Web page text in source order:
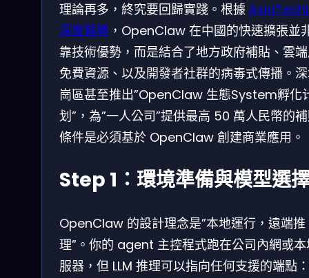
理論再多，終究要回歸實踐。根據
深度報導 ，OpenClaw 在中國的快速擴張並
靠技術優勢，而是結合了地方政府補貼、雲
免費資源、以及開發者社群的病毒式傳播。
崗區甚至推出”OpenClaw 生態System孵化
划”，為”一人公司”提供最高 50 萬人民幣的
條件是必須基於 OpenClaw 創建商業應用。
Step 1：環境準備與模型選
OpenClaw 的設計理念是”本地運行，遠端推
理”。你的 agent 主控程式跑在公司內網或
服器，但 LLM 推理可以指向任何支援的端點